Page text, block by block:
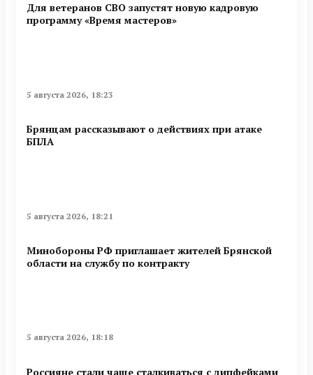
Для ветеранов СВО запустят новую кадровую
программу «Время мастеров»
5 августа 2026, 18:23
Брянцам рассказывают о действиях при атаке
БПЛА
5 августа 2026, 18:21
Минобoроны РФ приглaшaет житeлeй Брянской
области на службу по контракту
5 августа 2026, 18:18
Россияне стали чаще сталкиваться с дипфейками